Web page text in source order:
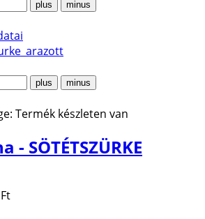
Termék készleten van
- SÖTÉTSZÜRKE